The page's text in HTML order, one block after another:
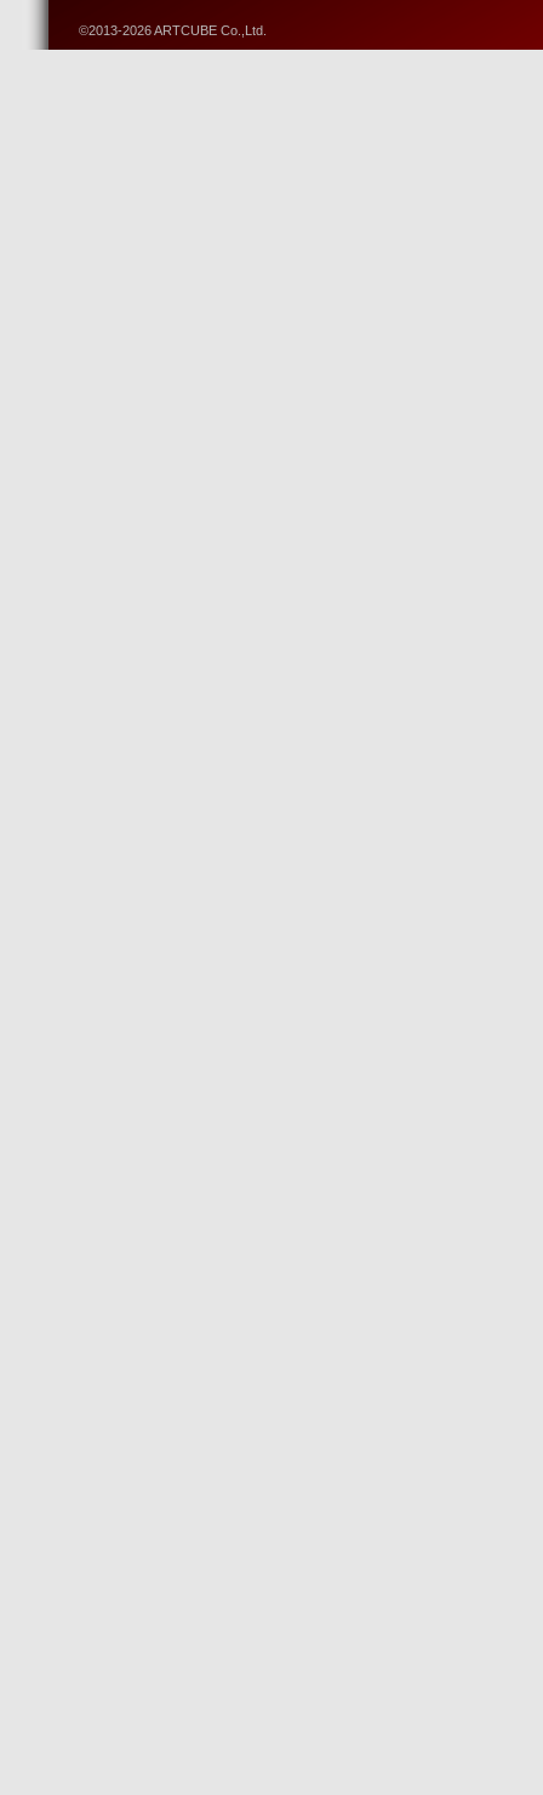
©2013-2026 ARTCUBE Co.,Ltd.